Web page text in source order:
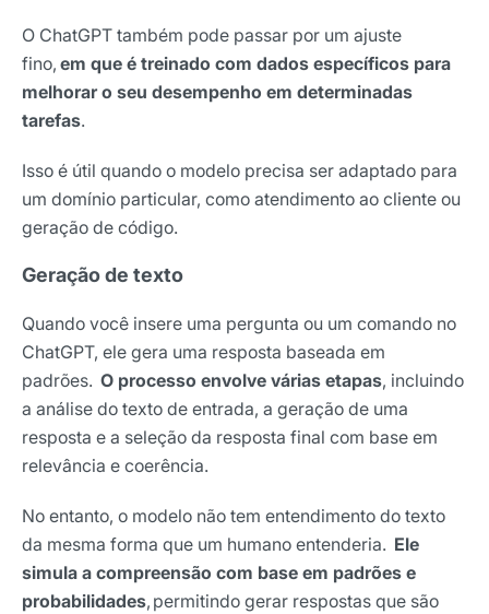
O ChatGPT também pode passar por um ajuste
fino, em que é treinado com dados específicos para
melhorar o seu desempenho em determinadas
tarefas.
Isso é útil quando o modelo precisa ser adaptado para
um domínio particular, como atendimento ao cliente ou
geração de código.
Geração de texto
Quando você insere uma pergunta ou um comando no
ChatGPT, ele gera uma resposta baseada em
padrões. O processo envolve várias etapas, incluindo
a análise do texto de entrada, a geração de uma
resposta e a seleção da resposta final com base em
relevância e coerência.
No entanto, o modelo não tem entendimento do texto
da mesma forma que um humano entenderia. Ele
simula a compreensão com base em padrões e
probabilidades, permitindo gerar respostas que são